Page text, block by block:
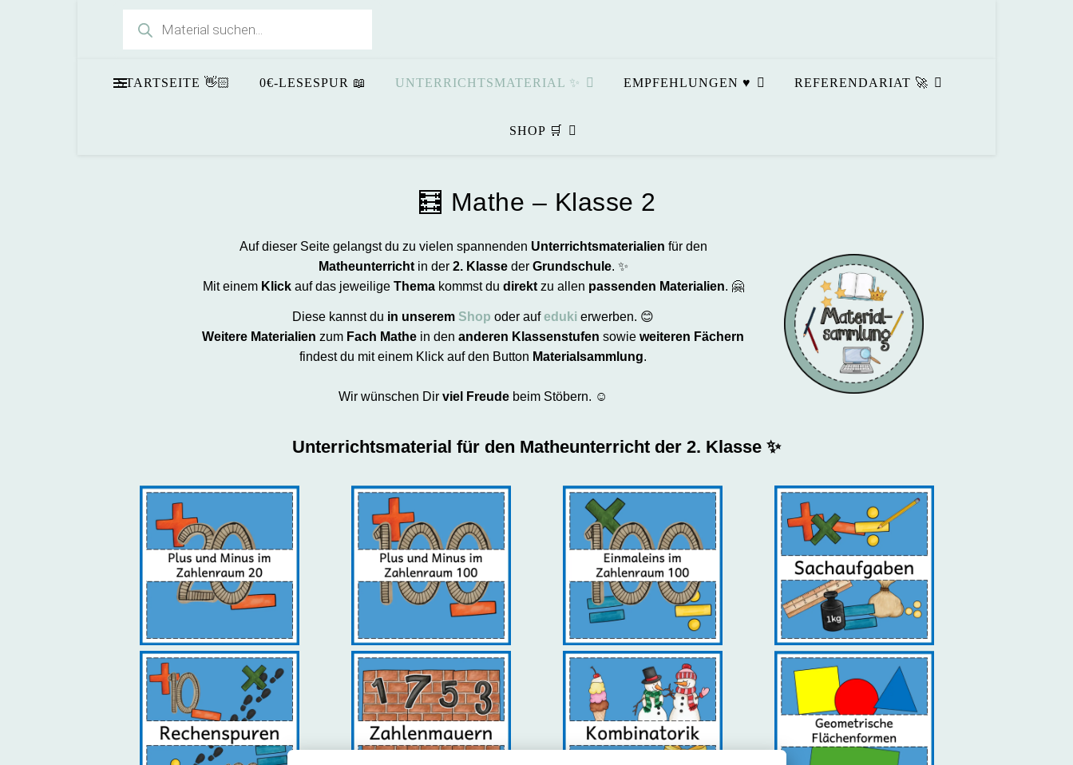
Products search
STARTSEITE 👋🏻 0€-LESESPUR 📖 UNTERRICHTSMATERIAL ✨ EMPFEHLUNGEN ♥️ REFERENDARIAT 🚀
SHOP 🛒
🧮 Mathe – Klasse 2
Auf dieser Seite gelangst du zu vielen spannenden Unterrichtsmaterialien für den
Matheunterrichtin der 2. Klasseder Grundschule. ✨
Mit einem Klickauf das jeweiligeThemakommst du direktzu allen passenden Materialien. 🤗
Diese kannst du in unserem Shop oder aufeduki erwerben. 😊
Weitere Materialien zum Fach Mathe in den anderen Klassenstufen sowie weiteren Fächern
findest du mit einem Klick auf den Button Materialsammlung.
Wir wünschen Dir viel Freude beim Stöbern. ☺️
Unterrichtsmaterial für den Matheunterricht der 2. Klasse ✨